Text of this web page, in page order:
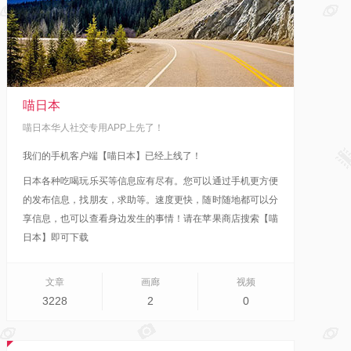
喵日本
喵日本华人社交专用APP上先了！
我们的手机客户端【喵日本】已经上线了！
日本各种吃喝玩乐买等信息应有尽有。您可以通过手机更方便
的发布信息，找朋友，求助等。速度更快，随时随地都可以分
享信息，也可以查看身边发生的事情！请在苹果商店搜索【喵
日本】即可下载
文章
3228
画廊
2
视频
0